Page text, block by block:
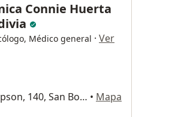
Connie Huerta
Médico general · Ver
Avenida Joseph Thompson, 140, San Borja • Mapa